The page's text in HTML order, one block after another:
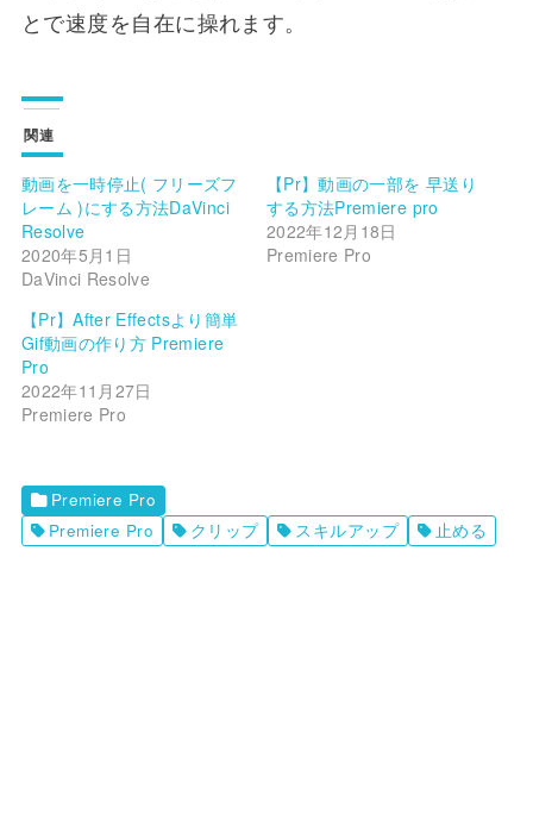
とで速度を自在に操れます。
関連
動画を一時停止( フリーズフ
レーム )にする方法DaVinci
Resolve
2020年5月1日
DaVinci Resolve
【Pr】動画の一部を 早送り
する方法Premiere pro
2022年12月18日
Premiere Pro
【Pr】After Effectsより簡単
Gif動画の作り方 Premiere
Pro
2022年11月27日
Premiere Pro
Premiere Pro
Premiere Pro
クリップ スキルアップ 止める